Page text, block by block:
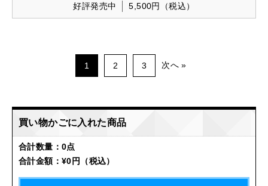
好評発売中 5,500円 （税込）
1 2 3 次へ
買い物かごに入れた商品
合計数量： 0点
合計金額： ¥0円 （税込）